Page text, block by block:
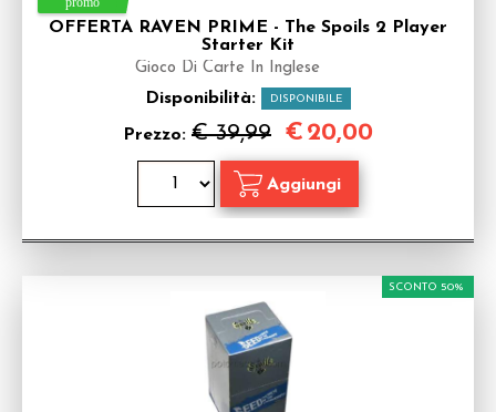
OFFERTA RAVEN PRIME - The Spoils 2 Player
Starter Kit
Gioco Di Carte In Inglese
Disponibilità: DISPONIBILE
Prezzo: € 39,99 € 20,00
SCONTO 50%